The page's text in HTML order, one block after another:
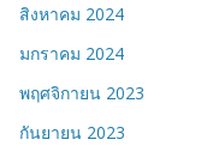
สิงหาคม 2024
มกราคม 2024
พฤศจิกายน 2023
กันยายน 2023